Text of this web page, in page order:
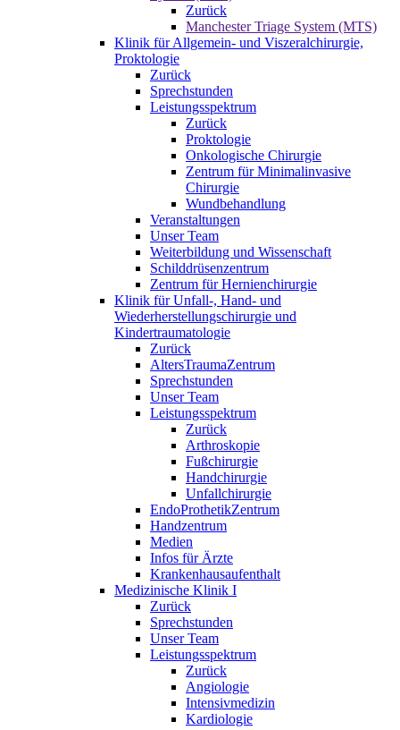
Zurück
Manchester Triage System (MTS)
Klinik für Allgemein- und Viszeralchirurgie,
Proktologie
Zurück
Sprechstunden
Leistungsspektrum
Zurück
Proktologie
Onkologische Chirurgie
Zentrum für Minimalinvasive
Chirurgie
Wundbehandlung
Veranstaltungen
Unser Team
Weiterbildung und Wissenschaft
Schilddrüsenzentrum
Zentrum für Hernienchirurgie
Klinik für Unfall-, Hand- und
Wiederherstellungschirurgie und
Kindertraumatologie
Zurück
AltersTraumaZentrum
Sprechstunden
Unser Team
Leistungsspektrum
Zurück
Arthroskopie
Fußchirurgie
Handchirurgie
Unfallchirurgie
EndoProthetikZentrum
Handzentrum
Medien
Infos für Ärzte
Krankenhausaufenthalt
Medizinische Klinik I
Zurück
Sprechstunden
Unser Team
Leistungsspektrum
Zurück
Angiologie
Intensivmedizin
Kardiologie